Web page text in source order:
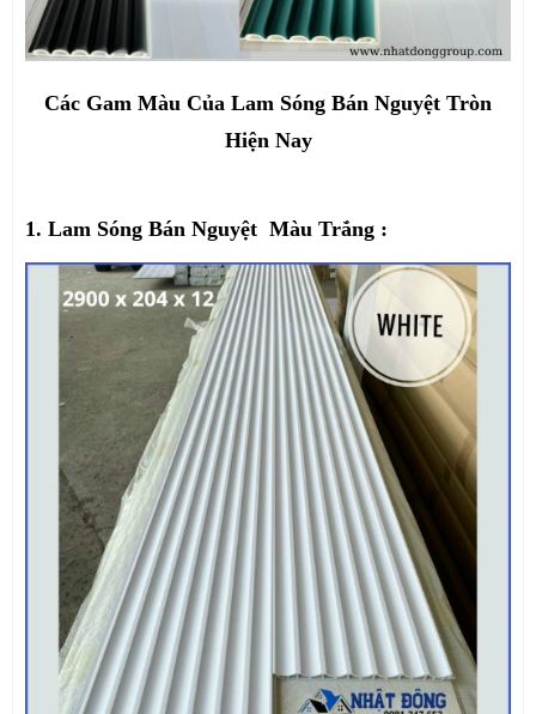
Các Gam Màu Của Lam Sóng Bán Nguyệt Tròn
Hiện Nay
1. Lam Sóng Bán Nguyệt Màu Trắng :